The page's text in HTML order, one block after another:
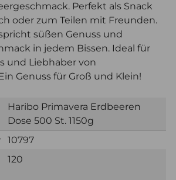
Perfekt als Snack
oder zum Teilen mit Freunden.
süßen Genuss und
in jedem Bissen. Ideal für
und Liebhaber von
Genuss für Groß und Klein!
Haribo Primavera Erdbeeren
Dose 500 St. 1150g
10797
120